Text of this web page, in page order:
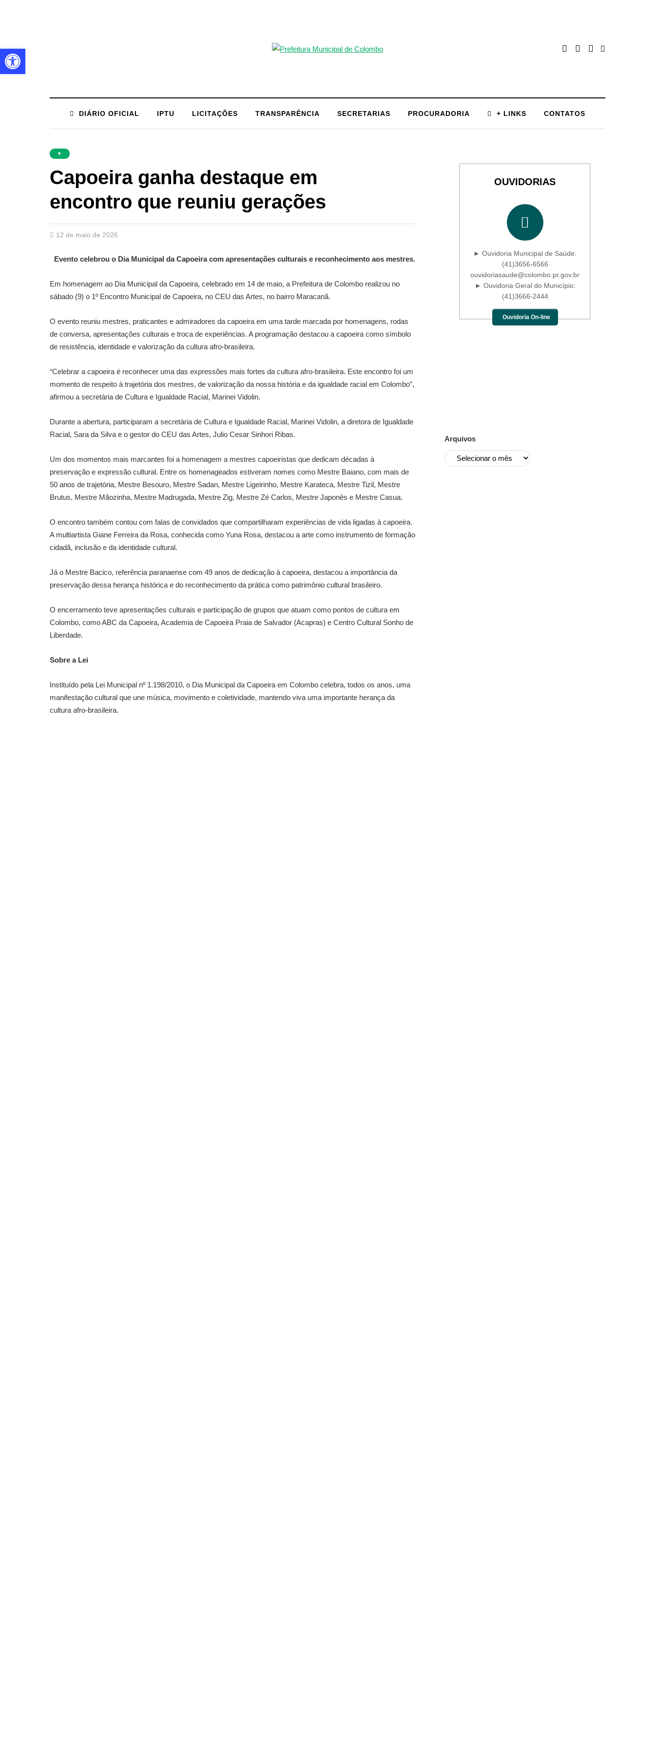
DIÁRIO OFICIAL IPTU LICITAÇÕES TRANSPARÊNCIA SECRETARIAS PROCURADORIA + LINKS CONTATOS
▼
Capoeira ganha destaque em
encontro que reuniu gerações
12 de maio de 2026
Evento celebrou o Dia Municipal da Capoeira com apresentações culturais e reconhecimento aos mestres.
Em homenagem ao Dia Municipal da Capoeira, celebrado em 14 de maio, a Prefeitura de Colombo realizou no
sábado (9) o 1º Encontro Municipal de Capoeira, no CEU das Artes, no bairro Maracanã.
O evento reuniu mestres, praticantes e admiradores da capoeira em uma tarde marcada por homenagens, rodas
de conversa, apresentações culturais e troca de experiências. A programação destacou a capoeira como símbolo
de resistência, identidade e valorização da cultura afro-brasileira.
“Celebrar a capoeira é reconhecer uma das expressões mais fortes da cultura afro-brasileira. Este encontro foi um
momento de respeito à trajetória dos mestres, de valorização da nossa história e da igualdade racial em Colombo”,
afirmou a secretária de Cultura e Igualdade Racial, Marinei Vidolin.
Durante a abertura, participaram a secretária de Cultura e Igualdade Racial, Marinei Vidolin, a diretora de Igualdade
Racial, Sara da Silva e o gestor do CEU das Artes, Julio Cesar Sinhori Ribas.
Um dos momentos mais marcantes foi a homenagem a mestres capoeiristas que dedicam décadas à
preservação e expressão cultural. Entre os homenageados estiveram nomes como Mestre Baiano, com mais de
50 anos de trajetória, Mestre Besouro, Mestre Sadan, Mestre Ligeirinho, Mestre Karateca, Mestre Tizil, Mestre
Brutus, Mestre Mãozinha, Mestre Madrugada, Mestre Zig, Mestre Zé Carlos, Mestre Japonês e Mestre Casua.
O encontro também contou com falas de convidados que compartilharam experiências de vida ligadas à capoeira.
A multiartista Giane Ferreira da Rosa, conhecida como Yuna Rosa, destacou a arte como instrumento de formação
cidadã, inclusão e da identidade cultural.
Já o Mestre Bacico, referência paranaense com 49 anos de dedicação à capoeira, destacou a importância da
preservação dessa herança histórica e do reconhecimento da prática como patrimônio cultural brasileiro.
O encerramento teve apresentações culturais e participação de grupos que atuam como pontos de cultura em
Colombo, como ABC da Capoeira, Academia de Capoeira Praia de Salvador (Acapras) e Centro Cultural Sonho de
Liberdade.
Sobre a Lei
Instituído pela Lei Municipal nº 1.198/2010, o Dia Municipal da Capoeira em Colombo celebra, todos os anos, uma
manifestação cultural que une música, movimento e coletividade, mantendo viva uma importante herança da
cultura afro-brasileira.
OUVIDORIAS
► Ouvidoria Municipal de Saúde:
(41)3656-6566
ouvidoriasaude@colombo.pr.gov.br
► Ouvidoria Geral do Município:
(41)3666-2444
Ouvidoria On-line
Arquivos
Barra de Ferramentas Aberta